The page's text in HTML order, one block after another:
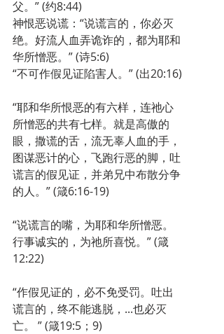
父。” (约8:44)
神恨恶说谎：“说谎言的，你必灭
绝。好流人血弄诡诈的，都为耶和
华所憎恶。” (诗5:6)
“不可作假见证陷害人。” (出20:16)
“耶和华所恨恶的有六样，连祂心
所憎恶的共有七样。就是高傲的
眼，撒谎的舌，流无辜人血的手，
图谋恶计的心，飞跑行恶的脚，吐
谎言的假见证，并弟兄中布散分争
的人。” (箴6:16-19)
“说谎言的嘴，为耶和华所憎恶。
行事诚实的，为祂所喜悦。” (箴
12:22)
“作假见证的，必不免受罚。吐出
谎言的，终不能逃脱，...也必灭
亡。 ” (箴19:5；9)